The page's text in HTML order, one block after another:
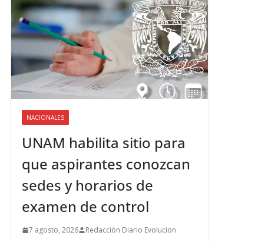
NACIONALES
UNAM habilita sitio para
que aspirantes conozcan
sedes y horarios de
examen de control
7 agosto, 2026 Redacción Diario Evolucion